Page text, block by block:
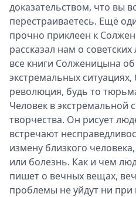
доказательством, что вы
перестраиваетесь. Ещё
прочно приклеен к
рассказал нам о
все книги Солженицына
экстремальных ситуациях,
революция, будь то
Человек в экстремальной
творчества. Он рисует
встречают
измену близкого
или болезнь. Как и чем
пишет о вечных вещах,
проблемы не уйдут ни при